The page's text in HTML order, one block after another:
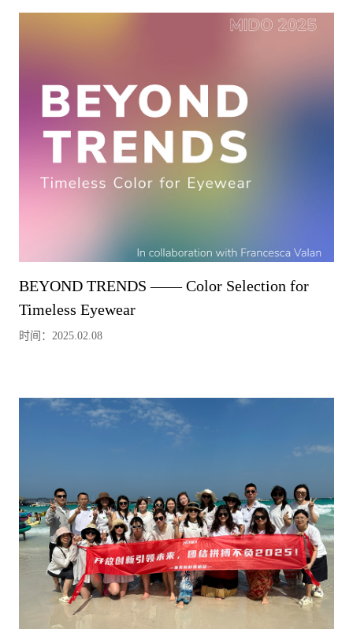
BEYOND TRENDS —— Color Selection for
Timeless Eyewear
时间：2025.02.08